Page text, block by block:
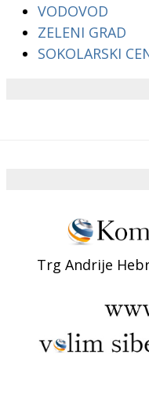
VODOVOD
ZELENI GRAD
SOKOLARSKI
Trg Andrije